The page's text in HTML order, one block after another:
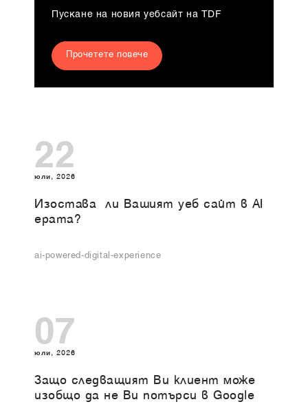
Пускане на новия уебсайт на TDF
Прочетете повече
22
юли, 2026
Изоставa ли Вашият уеб сайт в AI
ерата?
ai-powered-digital-experience
07
юли, 2026
Защо следващият Ви клиент може
изобщо да не Ви потърси в Google